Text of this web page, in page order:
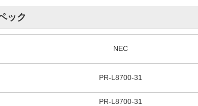
ック
NEC
PR-L8700-31
PR-L8700-31